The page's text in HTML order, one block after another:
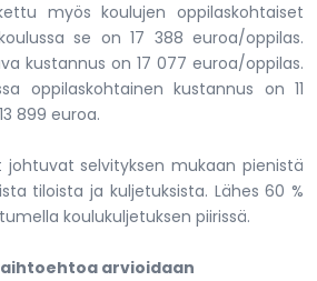
myös koulujen oppilaskohtaiset
se on 17 388 euroa/oppilas.
kustannus on 17 077 euroa/oppilas.
oppilaskohtainen kustannus on 11
899 euroa.
johtuvat selvityksen mukaan pienistä
tiloista ja kuljetuksista. Lähes 60 %
koulukuljetuksen piirissä.
arvioidaan